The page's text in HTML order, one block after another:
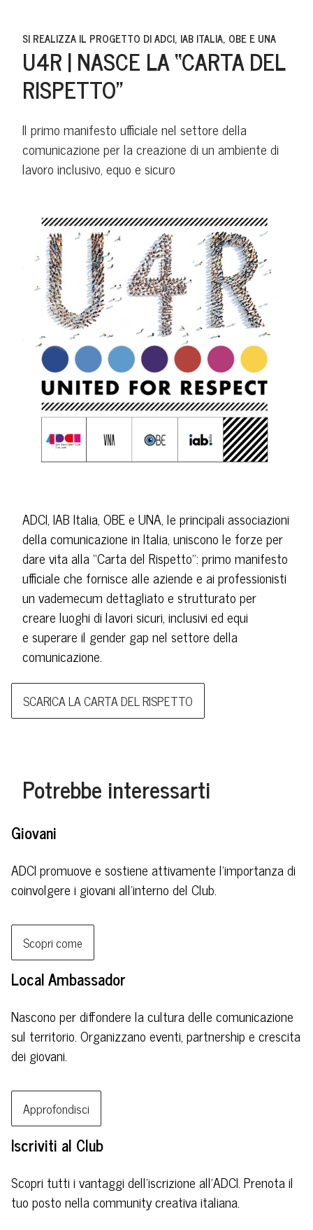
SI REALIZZA IL PROGETTO DI ADCI, IAB ITALIA, OBE E UNA
U4R | NASCE LA “CARTA DEL
RISPETTO”
Il primo manifesto ufficiale nel settore della
comunicazione per la creazione di un ambiente di
lavoro inclusivo, equo e sicuro
ADCI, IAB Italia, OBE e UNA, le principali associazioni
della comunicazione in Italia, uniscono le forze per
dare vita alla “Carta del Rispetto”: primo manifesto
ufficiale che fornisce alle aziende e ai professionisti
un vademecum dettagliato e strutturato per
creare luoghi di lavori sicuri, inclusivi ed equi
e superare il gender gap nel settore della
comunicazione.
SCARICA LA CARTA DEL RISPETTO
Potrebbe interessarti
Giovani
ADCI promuove e sostiene attivamente l’importanza di
coinvolgere i giovani all’interno del Club.
Scopri come
Local Ambassador
Nascono per diffondere la cultura delle comunicazione
sul territorio. Organizzano eventi, partnership e crescita
dei giovani.
Approfondisci
Iscriviti al Club
Scopri tutti i vantaggi dell’iscrizione all’ADCI. Prenota il
tuo posto nella community creativa italiana.